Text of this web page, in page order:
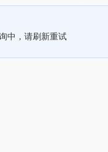
中，请刷新重试